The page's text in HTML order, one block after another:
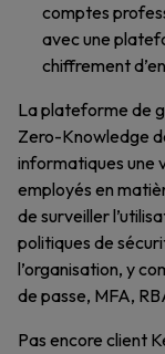
comptes
avec une
chiffrement
La plateforme de
Zero-Knowledge
informatiques une
employés en
de surveiller
politiques de
l’organisation, y
de passe, MFA,
Pas encore client